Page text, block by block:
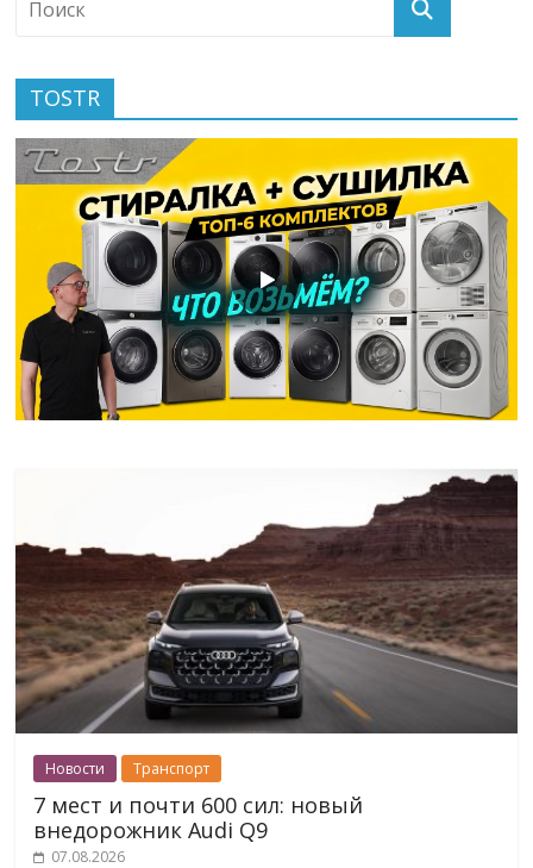
TOSTR
Новости Транспорт
7 мест и почти 600 сил: новый
внедорожник Audi Q9
07.08.2026